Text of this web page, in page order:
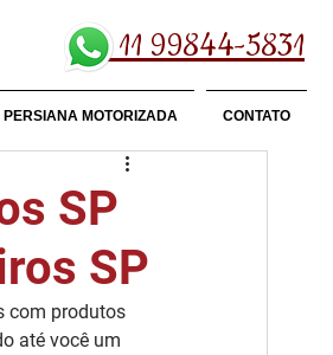
11 99844-5831
PERSIANA MOTORIZADA CONTATO
SP
SP
com produtos
até você um